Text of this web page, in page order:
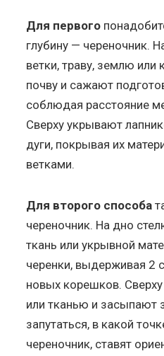
Для первого
глубину — череночник.
ветки, траву, землю
почву и сажают
соблюдая расстояние
Сверху укрывают
дуги, покрывая их
ветками.
Для второго способа
череночник. На дно
ткань или укрывной
черенки, выдерживая 2
новых корешков.
или тканью и засыпают
запутаться, в какой
череночник, ставят